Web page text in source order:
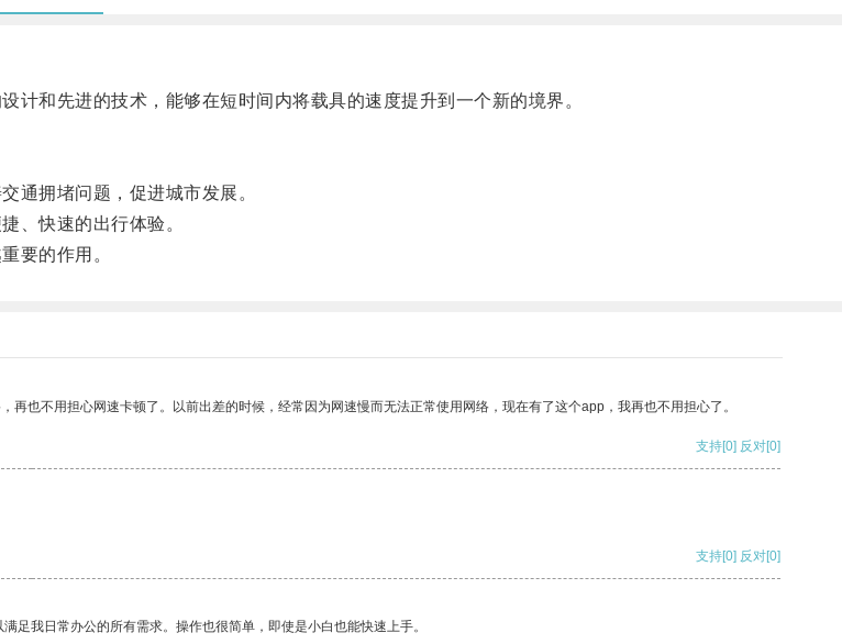
和先进的技术，能够在短时间内将载具的速度提升到一个新的境界。
拥堵问题，促进城市发展。
、快速的出行体验。
要的作用。
也不用担心网速卡顿了。以前出差的时候，经常因为网速慢而无法正常使用网络，现在有了这个app，我再也不用担心了。
支持[0] 反对[0]
支持[0] 反对[0]
足我日常办公的所有需求。操作也很简单，即使是小白也能快速上手。